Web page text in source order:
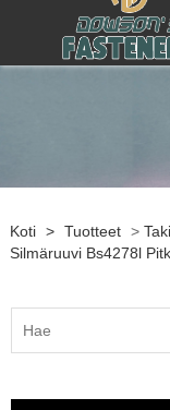
Koti > Tuotteet >
Silmäruuvi Bs4278l